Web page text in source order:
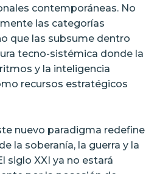
contemporáneas. No
las categorías
que las subsume dentro
tecno-sistémica donde la
y la inteligencia
recursos estratégicos
nuevo paradigma redefine
la soberanía, la guerra y la
siglo XXI ya no estará